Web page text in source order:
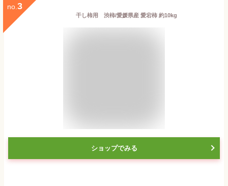
no. 3
干し柿用 渋柿/愛媛県産 愛宕柿 約10kg
ショップでみる